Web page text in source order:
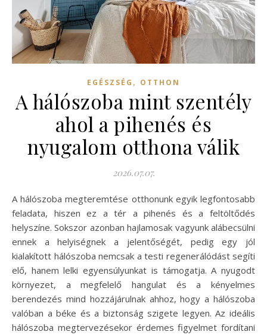
EGÉSZSÉG , OTTHON
A hálószoba mint szentély
ahol a pihenés és
nyugalom otthona válik
2026.07.07.
A hálószoba megteremtése otthonunk egyik legfontosabb
feladata, hiszen ez a tér a pihenés és a feltöltődés
helyszíne. Sokszor azonban hajlamosak vagyunk alábecsülni
ennek a helyiségnek a jelentőségét, pedig egy jól
kialakított hálószoba nemcsak a testi regenerálódást segíti
elő, hanem lelki egyensúlyunkat is támogatja. A nyugodt
környezet, a megfelelő hangulat és a kényelmes
berendezés mind hozzájárulnak ahhoz, hogy a hálószoba
valóban a béke és a biztonság szigete legyen. Az ideális
hálószoba megtervezésekor érdemes figyelmet fordítani